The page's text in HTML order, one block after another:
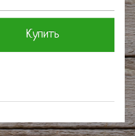
Купить